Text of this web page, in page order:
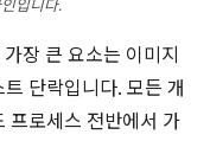
입니다.
장 큰 요소는 이미지
단락입니다. 모든 개
프로세스 전반에서 가